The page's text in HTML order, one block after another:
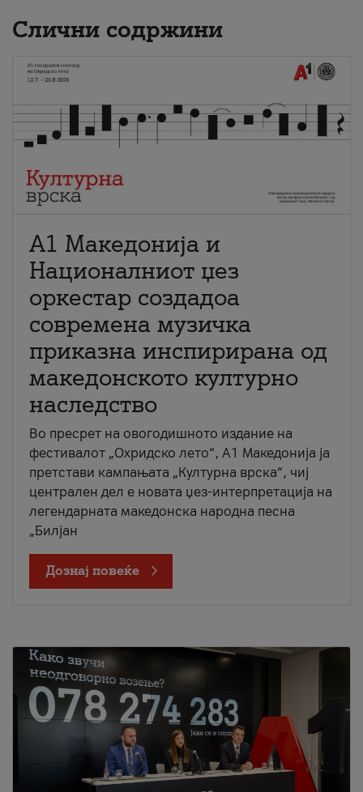
Слични содржини
А1 Македонија и
Националниот џез
оркестар создадоа
современа музичка
приказна инспирирана од
македонското културно
наследство
Во пресрет на овогодишното издание на
фестивалот „Охридско лето“, А1 Македонија ја
претстави кампањата „Културна врска“, чиј
централен дел е новата џез-интерпретација на
легендарната македонска народна песна
„Билјан
Дознај повеќе